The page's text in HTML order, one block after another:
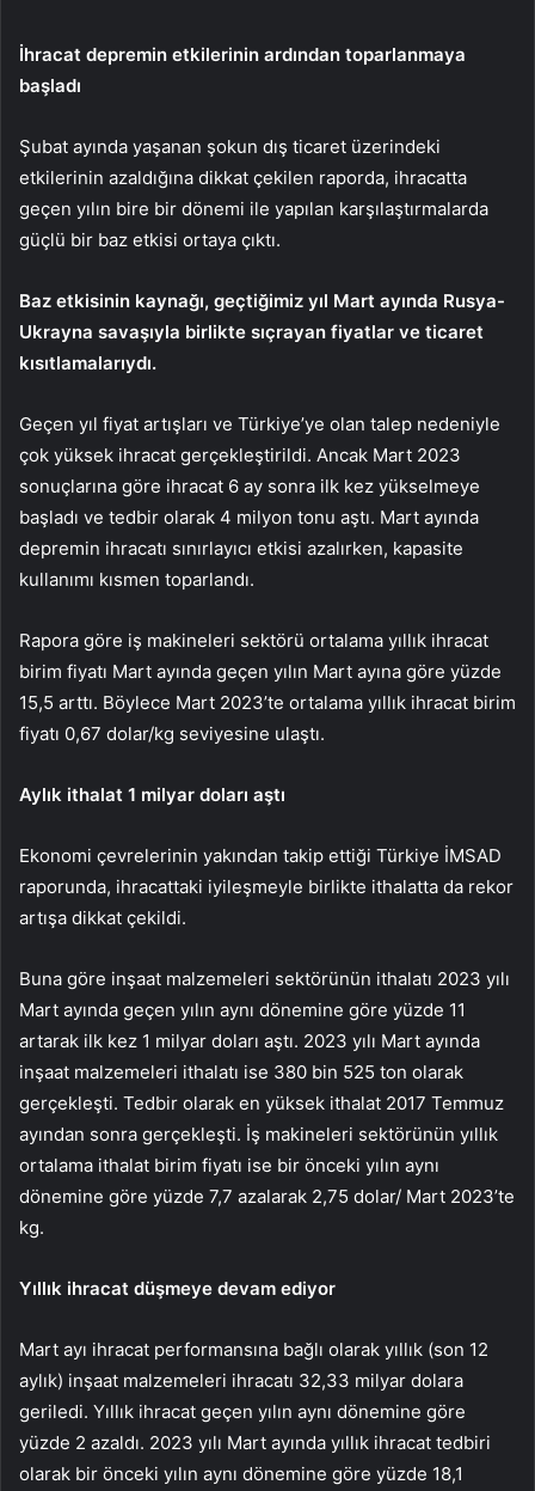
İhracat depremin etkilerinin ardından toparlanmaya
başladı
Şubat ayında yaşanan şokun dış ticaret üzerindeki
etkilerinin azaldığına dikkat çekilen raporda, ihracatta
geçen yılın bire bir dönemi ile yapılan karşılaştırmalarda
güçlü bir baz etkisi ortaya çıktı.
Baz etkisinin kaynağı, geçtiğimiz yıl Mart ayında Rusya-
Ukrayna savaşıyla birlikte sıçrayan fiyatlar ve ticaret
kısıtlamalarıydı.
Geçen yıl fiyat artışları ve Türkiye’ye olan talep nedeniyle
çok yüksek ihracat gerçekleştirildi. Ancak Mart 2023
sonuçlarına göre ihracat 6 ay sonra ilk kez yükselmeye
başladı ve tedbir olarak 4 milyon tonu aştı. Mart ayında
depremin ihracatı sınırlayıcı etkisi azalırken, kapasite
kullanımı kısmen toparlandı.
Rapora göre iş makineleri sektörü ortalama yıllık ihracat
birim fiyatı Mart ayında geçen yılın Mart ayına göre yüzde
15,5 arttı. Böylece Mart 2023’te ortalama yıllık ihracat birim
fiyatı 0,67 dolar/kg seviyesine ulaştı.
Aylık ithalat 1 milyar doları aştı
Ekonomi çevrelerinin yakından takip ettiği Türkiye İMSAD
raporunda, ihracattaki iyileşmeyle birlikte ithalatta da rekor
artışa dikkat çekildi.
Buna göre inşaat malzemeleri sektörünün ithalatı 2023 yılı
Mart ayında geçen yılın aynı dönemine göre yüzde 11
artarak ilk kez 1 milyar doları aştı. 2023 yılı Mart ayında
inşaat malzemeleri ithalatı ise 380 bin 525 ton olarak
gerçekleşti. Tedbir olarak en yüksek ithalat 2017 Temmuz
ayından sonra gerçekleşti. İş makineleri sektörünün yıllık
ortalama ithalat birim fiyatı ise bir önceki yılın aynı
dönemine göre yüzde 7,7 azalarak 2,75 dolar/ Mart 2023’te
kg.
Yıllık ihracat düşmeye devam ediyor
Mart ayı ihracat performansına bağlı olarak yıllık (son 12
aylık) inşaat malzemeleri ihracatı 32,33 milyar dolara
geriledi. Yıllık ihracat geçen yılın aynı dönemine göre
yüzde 2 azaldı. 2023 yılı Mart ayında yıllık ihracat tedbiri
olarak bir önceki yılın aynı dönemine göre yüzde 18,1